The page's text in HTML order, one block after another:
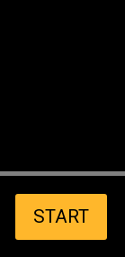
START